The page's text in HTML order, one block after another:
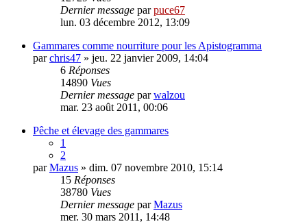
Dernier message parpuce67
lun. 03 décembre 2012, 13:09
Gammares comme nourriture pour les Apistogramma
parchris47 » jeu. 22 janvier 2009, 14:04
6 Réponses
14890 Vues
Dernier message parwalzou
mar. 23 août 2011, 00:06
Pêche et élevage des gammares
1
2
parMazus » dim. 07 novembre 2010, 15:14
15 Réponses
38780 Vues
Dernier message parMazus
mer. 30 mars 2011, 14:48